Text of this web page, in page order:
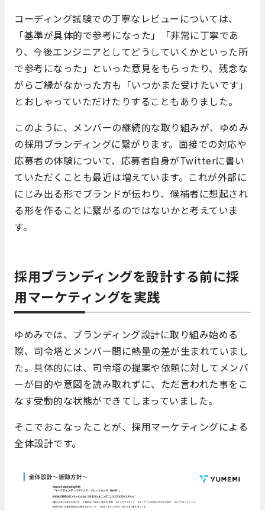
コーディング試験での丁寧なレビューについては、
「基準が具体的で参考になった」「非常に丁寧であ
り、今後エンジニアとしてどうしていくかといった所
で参考になった」といった意見をもらったり、残念な
がらご縁がなかった方も「いつかまた受けたいです」
とおしゃっていただけたりすることもありました。
このように、メンバーの継続的な取り組みが、ゆめみ
の採用ブランディングに繋がります。面接での対応や
応募者の体験について、応募者自身がTwitterに書い
ていただくことも最近は増えています。これが外部に
にじみ出る形でブランドが伝わり、候補者に想起され
る形を作ることに繋がるのではないかと考えていま
す。
採用ブランディングを設計する前に採
用マーケティングを実践
ゆめみでは、ブランディング設計に取り組み始める
際、司令塔とメンバー間に熱量の差が生まれていまし
た。具体的には、司令塔の提案や依頼に対してメンバ
ーが目的や意図を読み取れずに、ただ言われた事をこ
なす受動的な状態ができてしまっていました。
そこでおこなったことが、採用マーケティングによる
全体設計です。